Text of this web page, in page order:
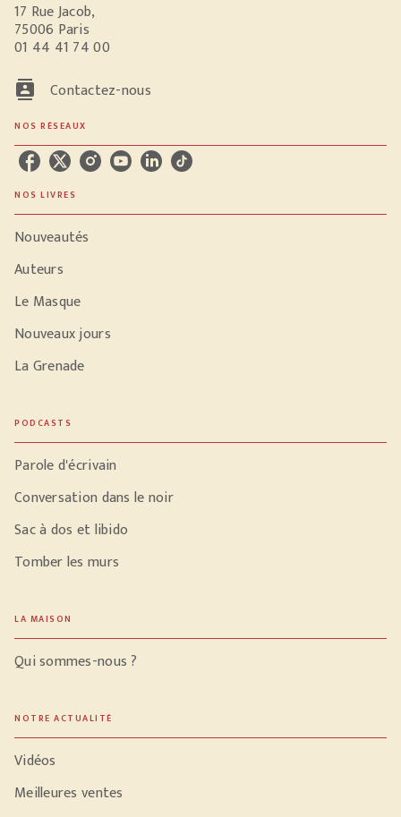
17 Rue Jacob,
75006 Paris
01 44 41 74 00
contacts Contactez-nous
NOS RÉSEAUX
NOS LIVRES
Nouveautés
Auteurs
Le Masque
Nouveaux jours
La Grenade
PODCASTS
Parole d'écrivain
Conversation dans le noir
Sac à dos et libido
Tomber les murs
LA MAISON
Qui sommes-nous ?
NOTRE ACTUALITÉ
Vidéos
Meilleures ventes